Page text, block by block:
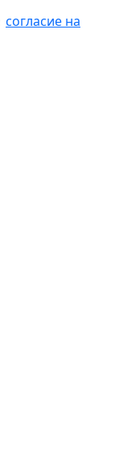
согласие на